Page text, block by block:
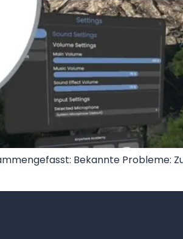
Bekannte Probleme: